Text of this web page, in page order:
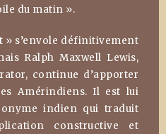
du matin ».
» s’envole définitivement
Ralph Maxwell Lewis,
continue d’apporter
Amérindiens. Il est lui
indien qui traduit
constructive et